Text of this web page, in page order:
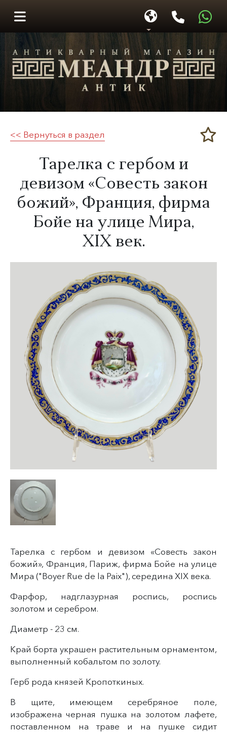
Меандр-Антик
<< Вернуться в раздел
Тарелка с гербом и
девизом «Совесть закон
божий», Франция, фирма
Бойе на улице Мира,
XIX век.
Тарелка с гербом и девизом «Совесть закон
божий», Франция, Париж, фирма Бойе на улице
Мира ("Boyer Rue de la Paix"), середина XIX века.
Фарфор, надглазурная роспись, роспись
золотом и серебром.
Диаметр - 23 см.
Край борта украшен растительным орнаментом,
выполненный кобальтом по золоту.
Герб рода князей Кропоткиных.
В щите, имеющем серебряное поле,
изображена черная пушка на золотом лафете,
поставленном на траве и на пушке сидит